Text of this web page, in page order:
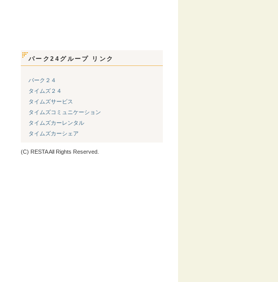
パーク24グループ リンク
パーク２４
タイムズ２４
タイムズサービス
タイムズコミュニケーション
タイムズカーレンタル
タイムズカーシェア
(C) RESTA All Rights Reserved.